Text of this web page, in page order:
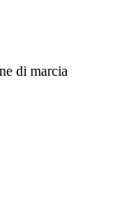
di marcia